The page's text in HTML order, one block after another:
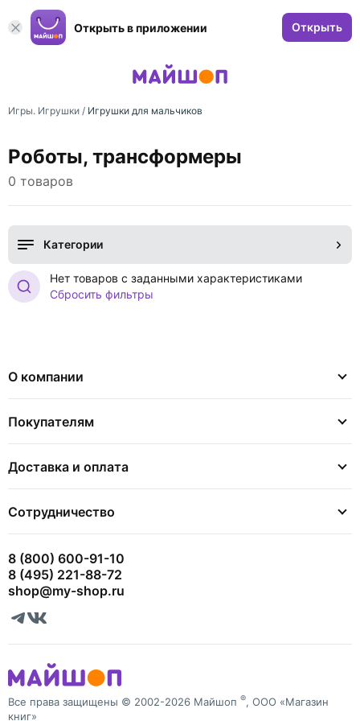
Открыть в приложении Открыть
Игры. Игрушки / Игрушки для мальчиков
Роботы, трансформеры
0 товаров
Категории
Нет товаров с заданными характеристиками
Сбросить фильтры
О компании
Покупателям
Доставка и оплата
Сотрудничество
8 (800) 600-91-10
8 (495) 221-88-72
shop@my-shop.ru
Все права защищены © 2002-2026 Майшоп ®, ООО «Магазин
книг»